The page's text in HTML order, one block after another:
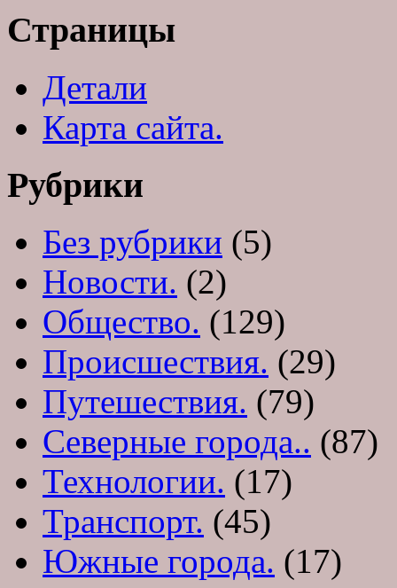
Страницы
Детали
Карта сайта.
Рубрики
Без рубрики (5)
Новости. (2)
Общество. (129)
Происшествия. (29)
Путешествия. (79)
Северные города.. (87)
Технологии. (17)
Транспорт. (45)
Южные города. (17)